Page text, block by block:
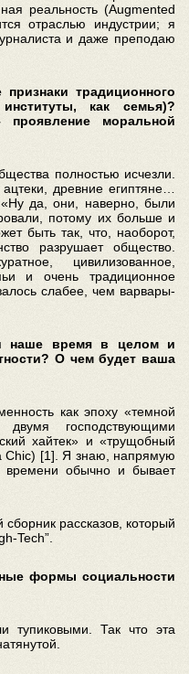
реальность (Augmented
отраслью индустрии; я
и даже преподаю
традиционного
как семья)?
моральной
полностью исчезли.
древние египтяне…
да, они, наверно, были
потому их больше и
быть так, что, наоборот,
разрушает общество.
цивилизованное,
и очень традиционное
слабее, чем варвары-
наше время в целом и
О чем будет ваша
как эпоху «темной
господствующими
хайтек» и «трущобный
Chic) [1]. Я знаю, напрямую
обычно и бывает
рассказов, который
Tech”.
формы социальности
Так что эта